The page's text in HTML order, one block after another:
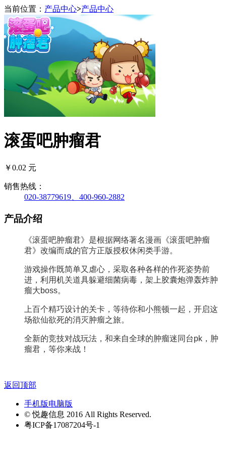
当前位置： 产品中心>产品中心
滚蛋吧肿瘤君
￥0.02 元
销售热线：
020-38779619、400-960-2882
产品介绍
《滚蛋吧肿瘤君》是根据网络著名漫画《滚蛋吧肿瘤
君》改编而成的官方正版授权休闲类手游。
游戏操作既简单又虐心，采取各种各样的作死姿势前
进，利用机关道具躲避细菌病毒，架上胶囊炮弹轰炸肿
瘤大boss。
上百个精巧设计的关卡，等待你和小熊顿一起，开启这
场欲仙欲死的消灭肿瘤之旅。
全新的竞技对战玩法，和来自全球的肿瘤迷同台pk，肿
瘤君，等你来战！
返回顶部
手机版电脑版
© 悦趣信息 2016 All Rights Reserved.
粤ICP备17087204号-1